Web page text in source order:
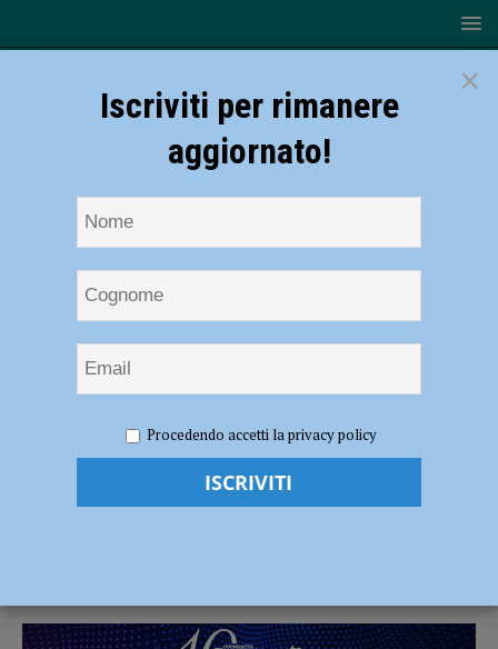
Serie B – Inizia il girone di ritorno: Piacenza in trasferta a Fossano
Baseball, Serie B – Inizia il girone di
×
Iscriviti per rimanere
aggiornato!
Procedendo accetti la privacy policy